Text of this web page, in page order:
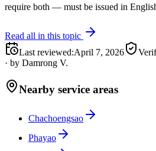
require both — must be issued in
Read all in this topic
Last reviewed:April 7, 2026
· by Damrong V.
Nearby service areas
Chachoengsao
Phayao